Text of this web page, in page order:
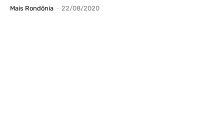
Mais Rondônia - 22/08/2020